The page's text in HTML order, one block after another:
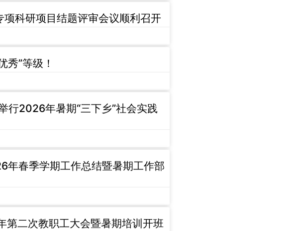
科研项目结题评审会议顺利召开
”等级！
2026年暑期“三下乡”社会实践
年春季学期工作总结暨暑期工作部
二次教职工大会暨暑期培训开班